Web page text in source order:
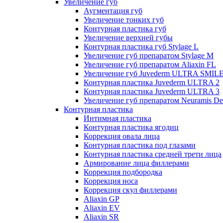
Увеличение губ
Аугментация губ
Увеличение тонких губ
Контурная пластика губ
Увеличение верхней губы
Контурная пластика губ Stylage L
Увеличение губ препаратом Stylage M
Увеличение губ препаратом Aliaxin FL
Увеличение губ Juvederm ULTRA
Контурная пластика Juvederm ULTRA 2
Контурная пластика Juvederm ULTRA 3
Увеличение губ препаратом Neuramis
Контурная пластика
Интимная пластика
Контурная пластика ягодиц
Коррекция овала лица
Контурная пластика под глазами
Контурная пластика средней трети лица
Армирование лица филлерами
Коррекция подбородка
Коррекция носа
Коррекция скул филлерами
Aliaxin GP
Aliaxin EV
Aliaxin SR